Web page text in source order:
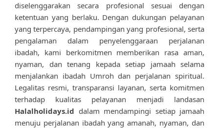
diselenggarakan secara profesional sesuai dengan
ketentuan yang berlaku. Dengan dukungan pelayanan
yang terpercaya, pendampingan yang profesional, serta
pengalaman dalam penyelenggaraan perjalanan
ibadah, kami berkomitmen memberikan rasa aman,
nyaman, dan tenang kepada setiap jamaah selama
menjalankan ibadah Umroh dan perjalanan spiritual.
Legalitas resmi, transparansi layanan, serta komitmen
terhadap kualitas pelayanan menjadi landasan
Halalholidays.id dalam mendampingi setiap jamaah
menuju perjalanan ibadah yang amanah, nyaman, dan